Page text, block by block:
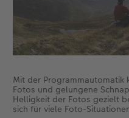
Mit der Programmautomatik
Fotos und gelungene
Helligkeit der Fotos gezielt
sich für viele Foto-